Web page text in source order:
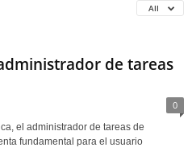
All
de tareas
0
el administrador de tareas de
fundamental para el usuario